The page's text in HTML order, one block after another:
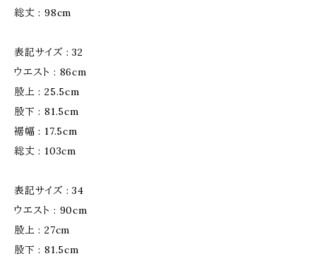
総丈 : 98cm
表記サイズ : 32
ウエスト : 86cm
股上 : 25.5cm
股下 : 81.5cm
裾幅 : 17.5cm
総丈 : 103cm
表記サイズ : 34
ウエスト : 90cm
股上 : 27cm
股下 : 81.5cm